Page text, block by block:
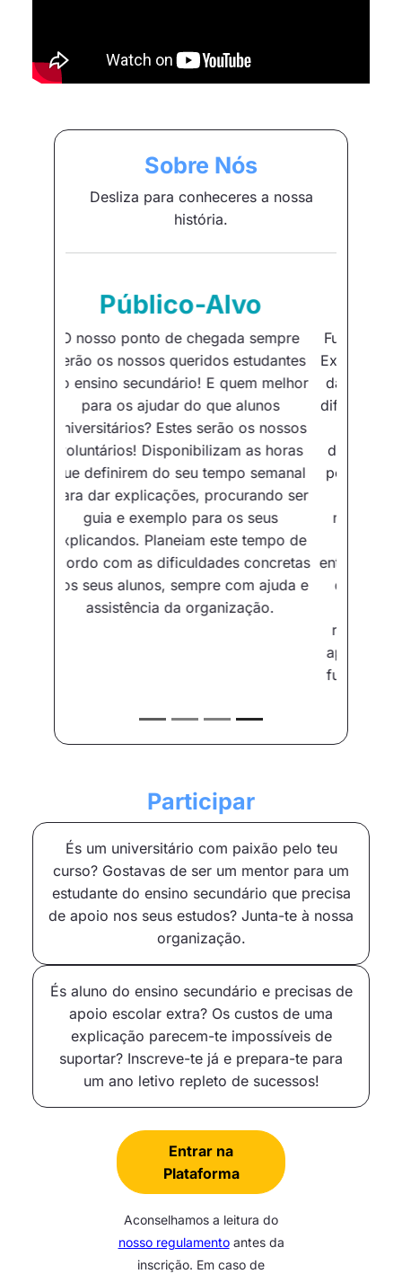
Sobre Nós
Desliza para conheceres a nossa
história.
Origem
Fundado em 2012 por João Molina, o
ExplicaMisto nasce da necessidade de
dar resposta a famílias que, devido a
dificuldades financeiras especialmente
derivadas da crise financeira que
decorria no nosso país, deixaram de
poder proporcionar aos seus filhos o
apoio escolar que necessitam,
nomeadamente explicações. Desta
forma, acreditando no poder da
entreajuda, responsabilizamo-nos com
o sentido missionário de ajudar os
estudantes a terem os melhores
Participar
És um universitário com paixão pelo teu
curso? Gostavas de ser um mentor para um
estudante do ensino secundário que precisa
de apoio nos seus estudos? Junta-te à nossa
organização.
És aluno do ensino secundário e precisas de
apoio escolar extra? Os custos de uma
explicação parecem-te impossíveis de
suportar? Inscreve-te já e prepara-te para
um ano letivo repleto de sucessos!
Entrar na
Plataforma
Aconselhamos a leitura do
nosso regulamentoantes da
inscrição. Em caso de